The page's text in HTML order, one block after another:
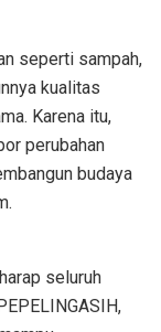
seperti sampah,
kualitas
Karena itu,
perubahan
budaya
seluruh